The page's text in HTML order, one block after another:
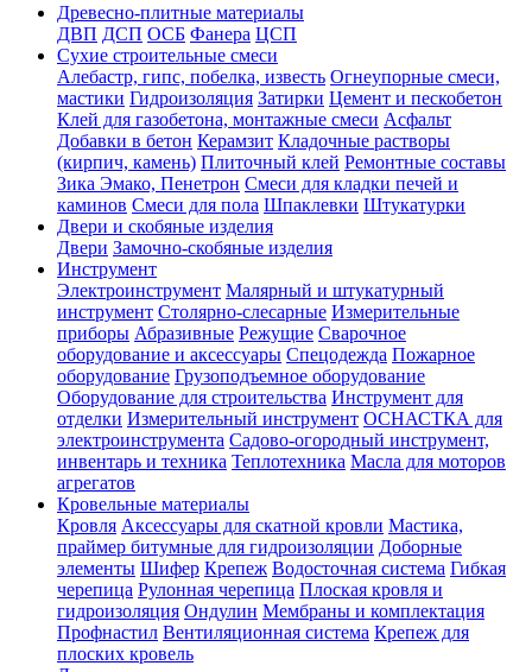
Древесно-плитные материалы
ДВП ДСП ОСБ Фанера ЦСП
Сухие строительные смеси
Алебастр, гипс, побелка, известь Огнеупорные смеси,
мастики Гидроизоляция Затирки Цемент и пескобетон
Клей для газобетона, монтажные смеси Асфальт
Добавки в бетон Керамзит Кладочные растворы
(кирпич, камень) Плиточный клей Ремонтные составы
Зика Эмако, Пенетрон Смеси для кладки печей и
каминов Смеси для пола Шпаклевки Штукатурки
Двери и скобяные изделия
Двери Замочно-скобяные изделия
Инструмент
Электроинструмент Малярный и штукатурный
инструмент Столярно-слесарные Измерительные
приборы Абразивные Режущие Сварочное
оборудование и аксессуары Спецодежда Пожарное
оборудование Грузоподъемное оборудование
Оборудование для строительства Инструмент для
отделки Измерительный инструмент ОСНАСТКА для
электроинструмента Садово-огородный инструмент,
инвентарь и техника Теплотехника Масла для моторов
агрегатов
Кровельные материалы
Кровля Аксессуары для скатной кровли Мастика,
праймер битумные для гидроизоляции Доборные
элементы Шифер Крепеж Водосточная система Гибкая
черепица Рулонная черепица Плоская кровля и
гидроизоляция Ондулин Мембраны и комплектация
Профнастил Вентиляционная система Крепеж для
плоских кровель